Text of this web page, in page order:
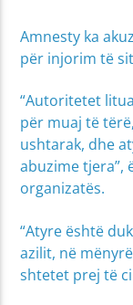
Amnesty ka
për injorim të
“Autoritetet
për muaj të
ushtarak, dhe
abuzime tjera”,
organizatës.
“Atyre është
azilit, në
shtetet prej të